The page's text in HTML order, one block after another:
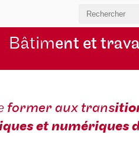
Bâtiment et
former aux trans
et numériques